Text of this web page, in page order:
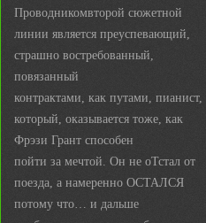
Проводникомвторой сюжетной
линии является преуспевающий,
страшно востребованный,
повязанный
контрактами, как путами, пианист,
который, оказывается тоже, как
Фрэзи Грант способен
пойти за мечтой. Он не оТстал от
поезда, а намеренно ОСТАЛСЯ
потому что… и дальше